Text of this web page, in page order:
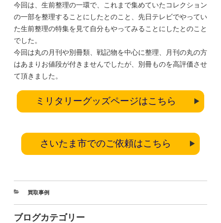
今回は、生前整理の一環で、これまで集めていたコレクション
の一部を整理することにしたとのこと、先日テレビでやってい
た生前整理の特集を見て自分もやってみることにしたとのこと
でした。
今回は丸の月刊や別冊類、戦記物を中心に整理、月刊の丸の方
はあまりお値段が付きませんでしたが、別冊ものを高評価させ
て頂きました。
ミリタリーグッズページはこちら
さいたま市でのご依頼はこちら
買取事例
ブログカテゴリー